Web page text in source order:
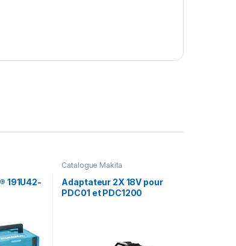
191U42-
Catalogue Makita
Adaptateur 2X 18V pour
PDC01 et PDC1200